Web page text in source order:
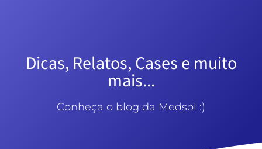
Dicas, Relatos, Cases e muito
mais...
Conheça o blog da Medsol :)